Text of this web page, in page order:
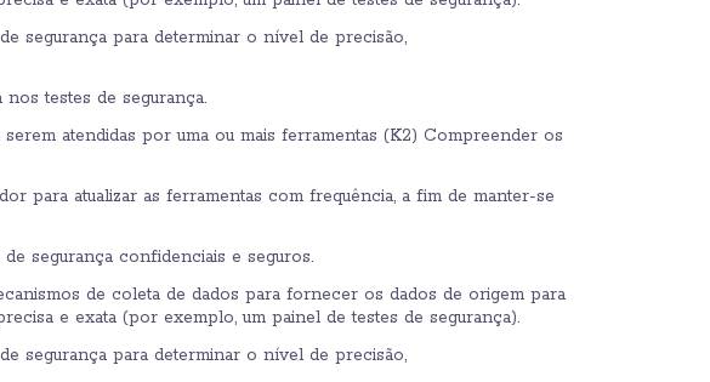
segurança para determinar o nível de precisão,
testes de segurança.
atendidas por uma ou mais ferramentas (K2) Compreender os
para atualizar as ferramentas com frequência, a fim de manter-se
segurança confidenciais e seguros.
de coleta de dados para fornecer os dados de origem para
e exata (por exemplo, um painel de testes de segurança).
segurança para determinar o nível de precisão,